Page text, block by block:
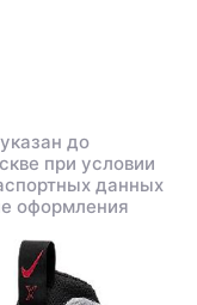
до
при условии
данных
оформления